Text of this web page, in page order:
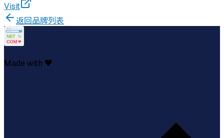
Visit
返回品牌列表
Made with ♥